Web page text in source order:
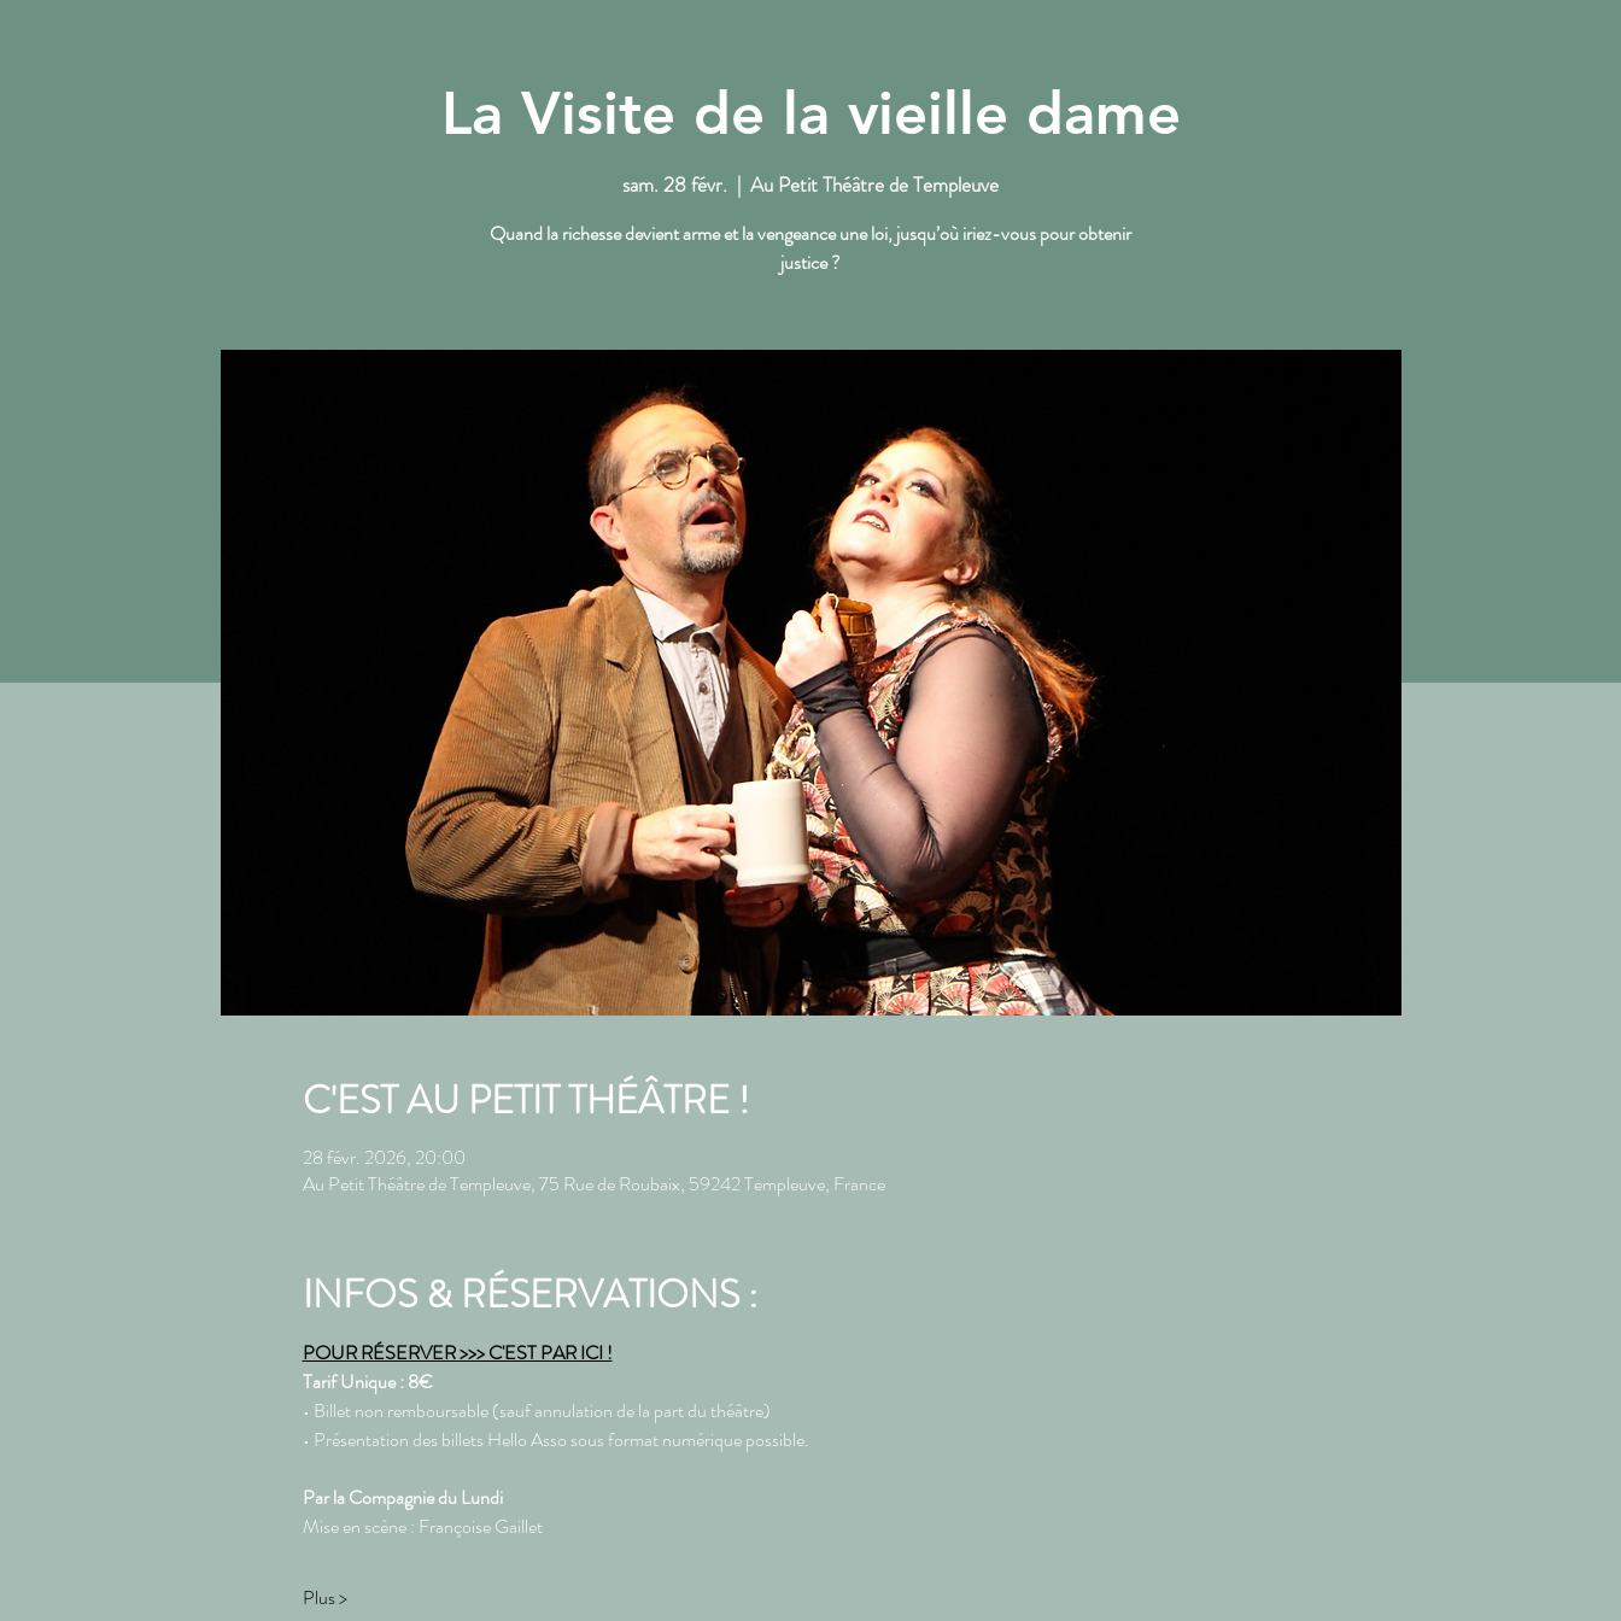
ACCUEIL NOS RENDEZ-VOUS L'ACTU DU PTT More
La Visite de la vieille dame
sam. 28 févr.
  |
Au Petit Théâtre de Templeuve
Quand la richesse devient arme et la vengeance une loi, jusqu’où iriez-vous pour obtenir
justice ?
C'EST AU PETIT THÉÂTRE !
28 févr. 2026, 20:00
Au Petit Théâtre de Templeuve, 75 Rue de Roubaix, 59242 Templeuve, France
INFOS & RÉSERVATIONS :
POUR RÉSERVER >>> C'EST PAR ICI !
Tarif Unique : 8€
• Billet non remboursable (sauf annulation de la part du théâtre)
• Présentation des billets Hello Asso sous format numérique possible.
Par la Compagnie du Lundi
Mise en scène : Françoise Gaillet
Plus >